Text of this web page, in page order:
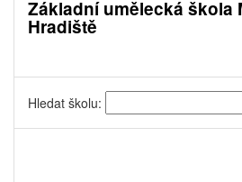
Základní umělecká škola
Hradiště
Hledat školu: